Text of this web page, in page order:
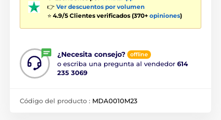
👉 Ver descuentos por volumen
⭐ 4.9/5 Clientes verificados (370+ opiniones)
¿Necesita consejo? offline
o escriba una pregunta al vendedor 614
235 3069
Código del producto : MDA0010M23